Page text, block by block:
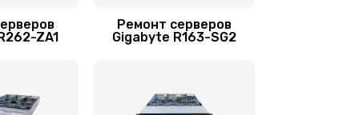
1440 руб. Заказать
1920 руб. Заказать
ZA1
Ремонт серверов
Gigabyte R163-SG2